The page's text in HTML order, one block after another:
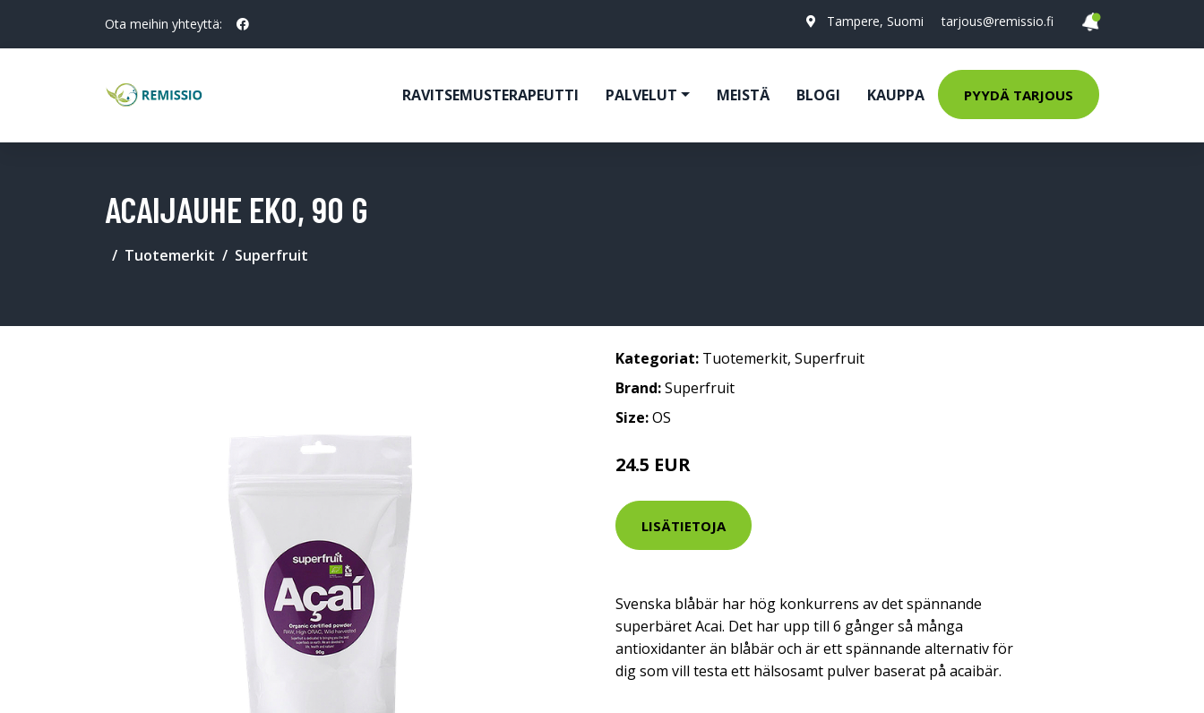
Ota meihin yhteyttä: Tampere, Suomi tarjous@remissio.fi
RAVITSEMUSTERAPEUTTI PALVELUT MEISTÄ BLOGI KAUPPA PYYDÄ TARJOUS
ACAIJAUHE EKO, 90 G
Tuotemerkit Superfruit
Kategoriat: Tuotemerkit, Superfruit
Brand:Superfruit
Size:OS
24.5 EUR
LISÄTIETOJA
Svenska blåbär har hög konkurrens av det spännande
superbäret Acai. Det har upp till 6 gånger så många
antioxidanter än blåbär och är ett spännande alternativ för
dig som vill testa ett hälsosamt pulver baserat på acaibär.